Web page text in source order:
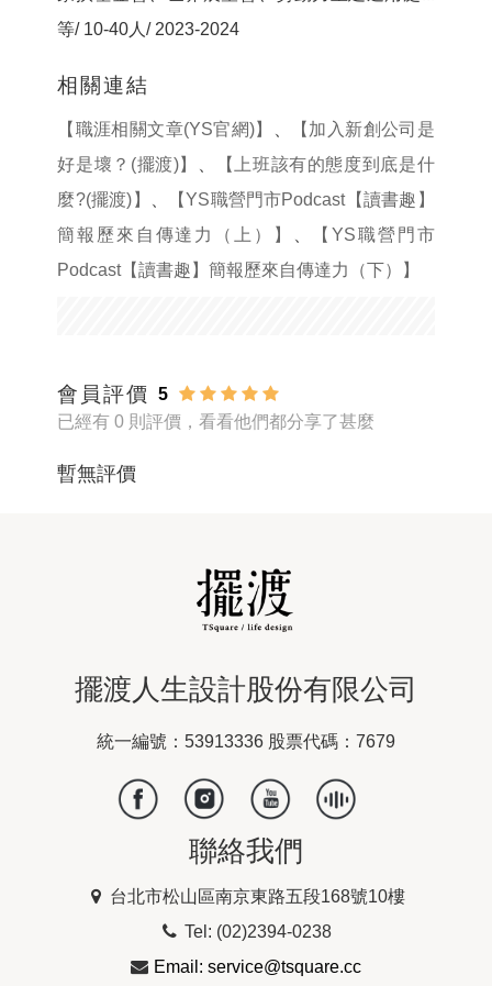
等/ 10-40人/ 2023-2024
相關連結
【職涯相關文章(YS官網)】
【加入新創公司是
好是壞？(擺渡)】
【上班該有的態度到底是什
麼?(擺渡)】
【YS職營門市Podcast【讀書趣】
簡報歷來自傳達力（上）】
【YS職營門市
Podcast【讀書趣】簡報歷來自傳達力（下）】
會員評價
5
已經有 0 則評價，看看他們都分享了甚麼
暫無評價
擺渡人生設計股份有限公司
統一編號：53913336 股票代碼：7679
聯絡我們
台北市松山區南京東路五段168號10樓
Tel: (02)2394-0238
Email: service@tsquare.cc